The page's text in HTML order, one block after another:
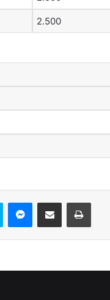
2.500
Skype Messenger
E-Posta ile paylaş Yazdır